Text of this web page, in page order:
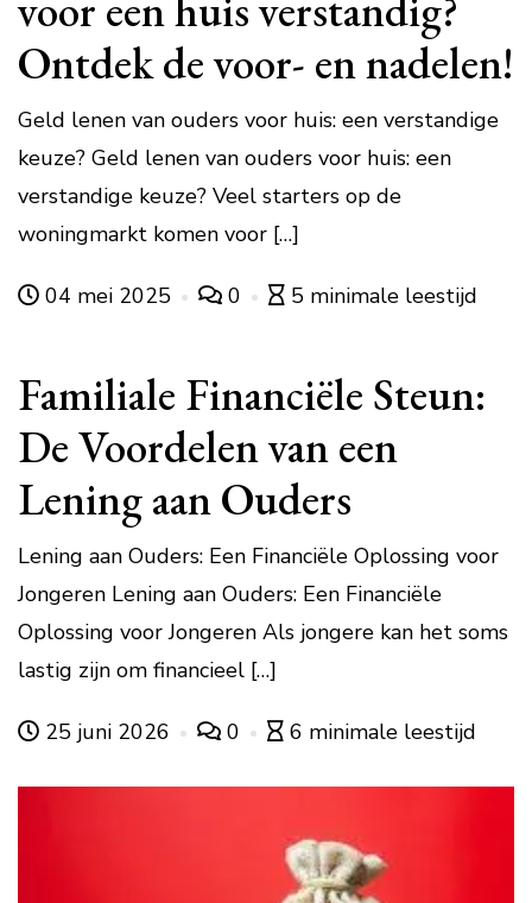
Ontdek de voor- en nadelen!
Geld lenen van ouders voor huis: een verstandige
keuze? Geld lenen van ouders voor huis: een
verstandige keuze? Veel starters op de
woningmarkt komen voor […]
04 mei 2025 0 5 minimale leestijd
Familiale Financiële Steun:
De Voordelen van een
Lening aan Ouders
Lening aan Ouders: Een Financiële Oplossing voor
Jongeren Lening aan Ouders: Een Financiële
Oplossing voor Jongeren Als jongere kan het soms
lastig zijn om financieel […]
25 juni 2026 0 6 minimale leestijd